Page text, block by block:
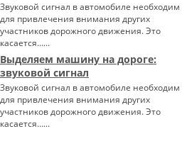
Звуковой сигнал в автомобиле необходим
для привлечения внимания других
участников дорожного движения. Это
касается…...
Выделяем машину на дороге:
звуковой сигнал
Звуковой сигнал в автомобиле необходим
для привлечения внимания других
участников дорожного движения. Это
касается…...